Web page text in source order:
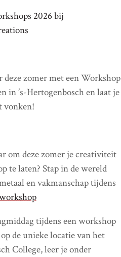
2026 bij
deze zomer met een Workshop
in ’s-Hertogenbosch en laat je
vonken!
om deze zomer je creativiteit
te laten? Stap in de wereld
en vakmanschap tijdens
tijdens een workshop
de unieke locatie van het
College, leer je onder